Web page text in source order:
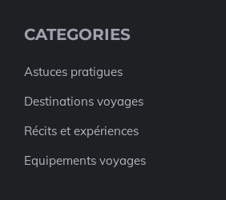
CATEGORIES
Astuces pratigues
Destinations voyages
Récits et expériences
Equipements voyages